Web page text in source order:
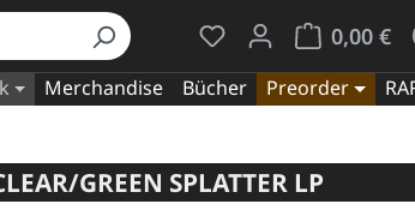
Du hast 0 Produkte auf
0,00 €
Warenkorb
Merchandise Bücher Preorder
GREEN SPLATTER LP